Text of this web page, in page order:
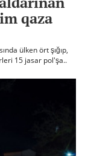
qaza
ülken ört şığıp,
15 jasar pol'şa..